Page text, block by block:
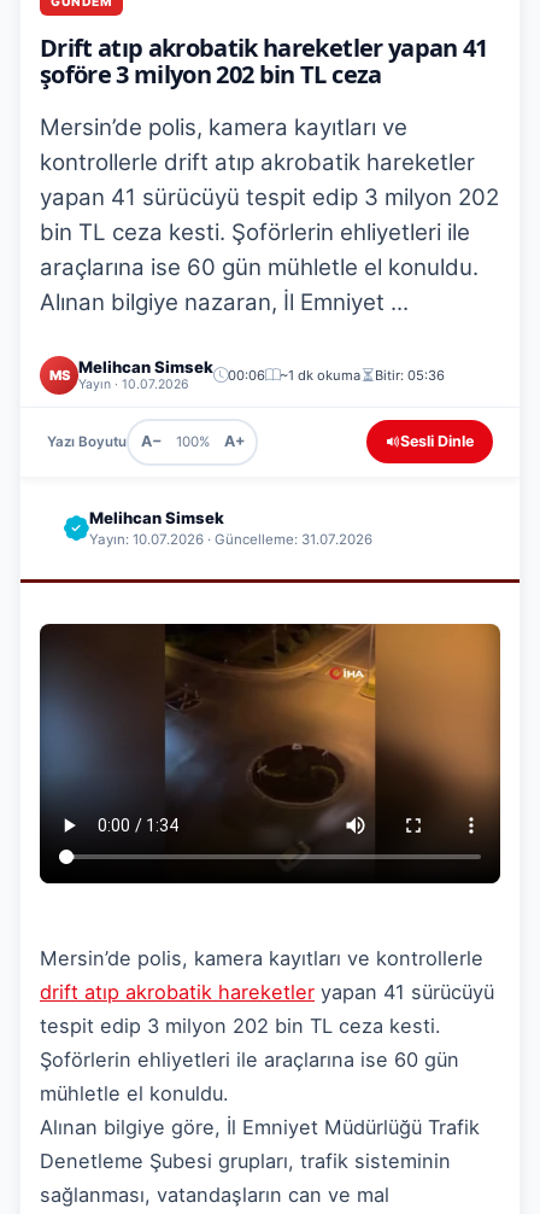
Drift atıp akrobatik hareketler yapan 41
şoföre 3 milyon 202 bin TL ceza
Mersin’de polis, kamera kayıtları ve
kontrollerle drift atıp akrobatik hareketler
yapan 41 sürücüyü tespit edip 3 milyon 202
bin TL ceza kesti. Şoförlerin ehliyetleri ile
araçlarına ise 60 gün mühletle el konuldu.
Alınan bilgiye nazaran, İl Emniyet ...
MS Melihcan Simsek
Yayın · 10.07.2026
00:06 ~1 dk okuma Bitir: 05:36
Yazı Boyutu A− 100% A+ Sesli Dinle
Melihcan Simsek
Yayın: 10.07.2026 · Güncelleme: 31.07.2026
Mersin’de polis, kamera kayıtları ve kontrollerle
drift atıp akrobatik hareketler yapan 41 sürücüyü
tespit edip 3 milyon 202 bin TL ceza kesti.
Şoförlerin ehliyetleri ile araçlarına ise 60 gün
mühletle el konuldu.
Alınan bilgiye göre, İl Emniyet Müdürlüğü Trafik
Denetleme Şubesi grupları, trafik sisteminin
sağlanması, vatandaşların can ve mal